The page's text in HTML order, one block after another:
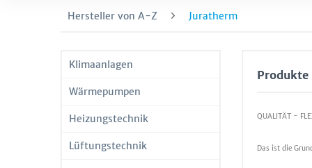
Hersteller von A-Z Juratherm
Klimaanlagen
Wärmepumpen
Heizungstechnik
Lüftungstechnik
Produkte
QUALITÄT -
Das ist die